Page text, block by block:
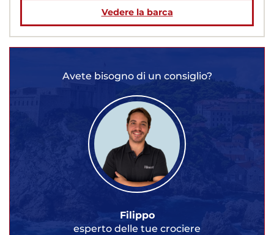
Vedere la barca
Avete bisogno di un consiglio?
Filippo
esperto delle tue crociere